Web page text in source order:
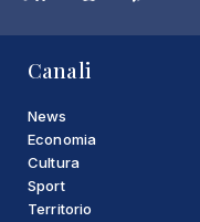
Canali
News
Economia
Cultura
Sport
Territorio